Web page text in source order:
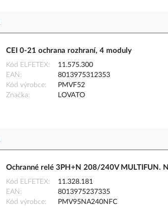
CEI 0-21 ochrana rozhraní, 4 moduly
Kód ELFETEX
11.575.300
EAN
8013975312353
Kód výrobce
PMVF52
Značka
LOVATO
Ochranné relé 3PH+N 208/240V MULTIFUN. N
Kód ELFETEX
11.328.181
EAN
8013975237335
Kód výrobce
PMV95NA240NFC